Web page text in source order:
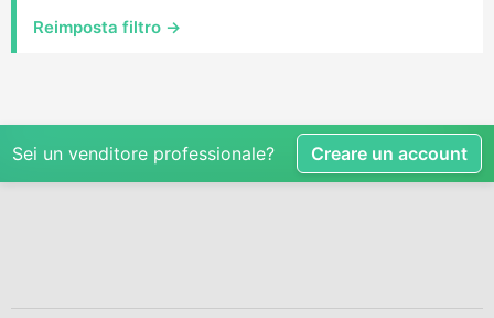
Reimposta filtro →
Sei un venditore professionale? Creare un account